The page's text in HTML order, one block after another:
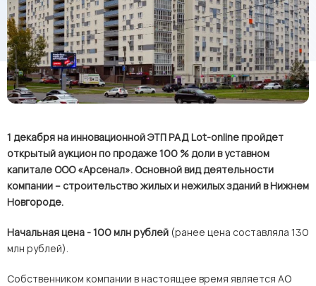
1 декабря на инновационной ЭТП РАД Lot-online пройдет
открытый аукцион по продаже 100 % доли в уставном
капитале ООО «Арсенал». Основной вид деятельности
компании – строительство жилых и нежилых зданий в Нижнем
Новгороде.
Начальная цена - 100 млн рублей (ранее цена составляла 130
млн рублей).
Собственником компании в настоящее время является АО